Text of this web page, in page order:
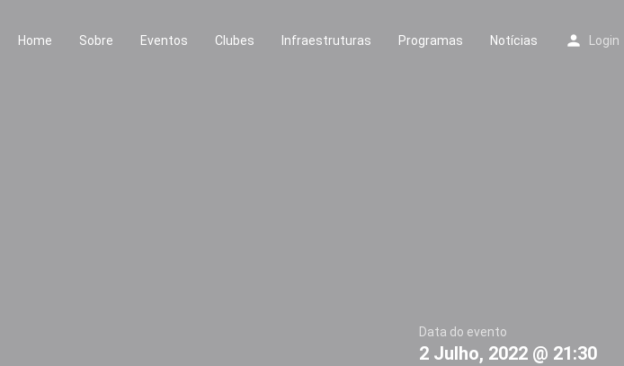
Home Sobre Eventos Clubes Infraestruturas Programas Notícias Login
Data do evento
2 Julho, 2022 @ 21:30